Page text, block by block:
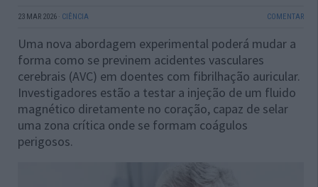
23 MAR 2026 · CIÊNCIA COMENTAR
Uma nova abordagem experimental poderá mudar a
forma como se previnem acidentes vasculares
cerebrais (AVC) em doentes com fibrilhação auricular.
Investigadores estão a testar a injeção de um fluido
magnético diretamente no coração, capaz de selar
uma zona crítica onde se formam coágulos
perigosos.